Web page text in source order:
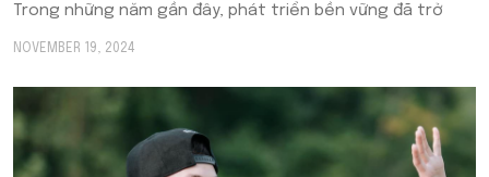
Trong những năm gần đây, phát triển bền vững đã trở
NOVEMBER 19, 2024